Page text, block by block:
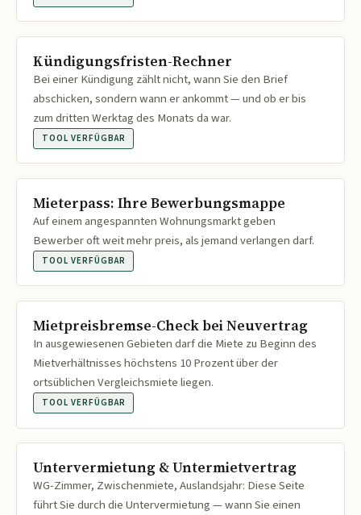
Kündigungsfristen-Rechner
Bei einer Kündigung zählt nicht, wann Sie den Brief
abschicken, sondern wann er ankommt — und ob er bis
zum dritten Werktag des Monats da war.
TOOL VERFÜGBAR
Mieterpass: Ihre Bewerbungsmappe
Auf einem angespannten Wohnungsmarkt geben
Bewerber oft weit mehr preis, als jemand verlangen darf.
TOOL VERFÜGBAR
Mietpreisbremse-Check bei Neuvertrag
In ausgewiesenen Gebieten darf die Miete zu Beginn des
Mietverhältnisses höchstens 10 Prozent über der
ortsüblichen Vergleichsmiete liegen.
TOOL VERFÜGBAR
Untervermietung & Untermietvertrag
WG-Zimmer, Zwischenmiete, Auslandsjahr: Diese Seite
führt Sie durch die Untervermietung — wann Sie einen